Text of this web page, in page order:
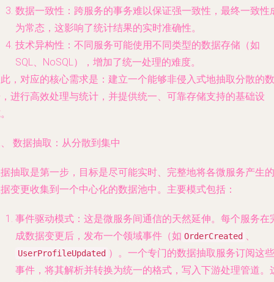
数据一致性 ：跨服务的事务难以保证强一致性，最终一致性
为常态，这影响了统计结果的实时准确性。
技术异构性 ：不同服务可能使用不同类型的数据存储（如
SQL、NoSQL），增加了统一处理的难度。
，对应的核心需求是：建立一个能够非侵入式地抽取分散的数
进行高效处理与统计 ，并提供统一、可靠存储支持的基础设
数据抽取：从分散到集中
抽取是第一步，目标是尽可能实时、完整地将各微服务产生的
变更收集到一个中心化的数据池中。主要模式包括：
事件驱动模式 ：这是微服务间通信的天然延伸。每个服务在
成数据变更后，发布一个领域事件（如 OrderCreated 、
UserProfileUpdated ）。一个专门的数据抽取服务订阅这些
事件，将其解析并转换为统一的格式，写入下游处理管道。